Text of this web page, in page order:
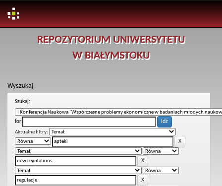
REPOZYTORIUM UNIWERSYTETU
W BIAŁYMSTOKU
Wyszukaj
Szukaj:
for
Aktualne filtry: